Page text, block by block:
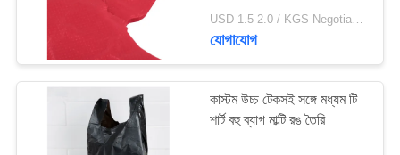
USD 1.5-2.0 / KGS Negotiable MOQ:1000KGS
যোগাযোগ
কাস্টম উচ্চ টেকসই সঙ্গে মধ্যম টি
শার্ট বহু ব্যাগ মাল্টি রঙ তৈরি